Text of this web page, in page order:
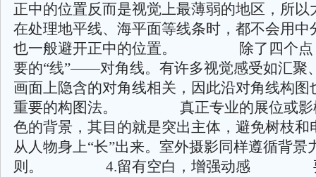
正中的位置反而是视觉上最薄弱的地区，所以
在处理地平线、海平面等线条时，都不会用中
也一般避开正中的位置。 除了四个点
要的“线”——对角线。有许多视觉感受如汇聚
画面上隐含的对角线相关，因此沿对角线构图
重要的构图法。 真正专业的展位或影
色的背景，其目的就是突出主体，避免树枝和
从人物身上“长”出来。室外摄影同样遵循背景
则。 4.留有空白，增强动感 要